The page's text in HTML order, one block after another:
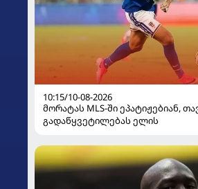
10:15/10-08-2026
მორატას MLS-ში ეპატიჟებიან,
გადაწყვეტილებას ელის